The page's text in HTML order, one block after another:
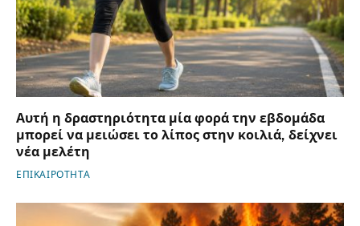
Αυτή η δραστηριότητα μία φορά την εβδομάδα
μπορεί να μειώσει το λίπος στην κοιλιά, δείχνει
νέα μελέτη
ΕΠΙΚΑΙΡΟΤΗΤΑ